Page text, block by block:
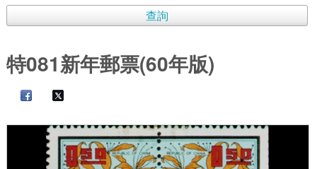
特081新年郵票(60年版)